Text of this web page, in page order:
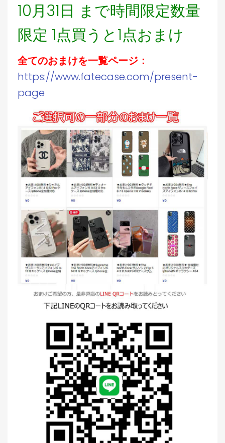
10月31日 まで時間限定数量
限定 1点買うと1点おまけ
全てのおまけを一覧ページ：
https://www.fatecase.com/present-
page